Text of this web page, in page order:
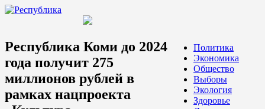
Политика
Экономика
Общество
Выборы
Экология
Здоровье
Республика Коми до 2024
года получит 275
миллионов рублей в
рамках нацпроекта